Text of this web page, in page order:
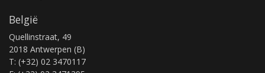
België
Quellinstraat, 49
2018 Antwerpen (B)
T: (+32) 02 3470117